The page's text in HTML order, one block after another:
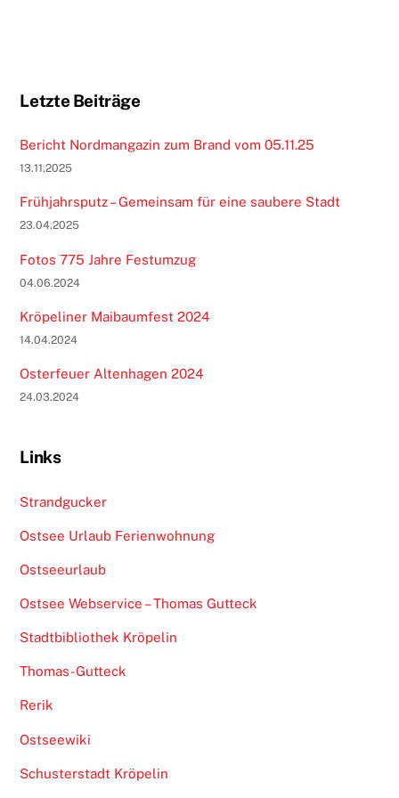
Letzte Beiträge
Bericht Nordmangazin zum Brand vom 05.11.25
13.11.2025
Frühjahrsputz – Gemeinsam für eine saubere Stadt
23.04.2025
Fotos 775 Jahre Festumzug
04.06.2024
Kröpeliner Maibaumfest 2024
14.04.2024
Osterfeuer Altenhagen 2024
24.03.2024
Links
Strandgucker
Ostsee Urlaub Ferienwohnung
Ostseeurlaub
Ostsee Webservice – Thomas Gutteck
Stadtbibliothek Kröpelin
Thomas-Gutteck
Rerik
Ostseewiki
Schusterstadt Kröpelin